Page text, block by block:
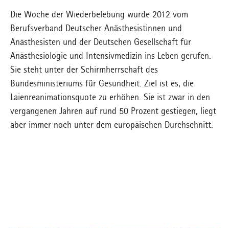
Die Woche der Wiederbelebung wurde 2012 vom
Berufsverband Deutscher Anästhesistinnen und
Anästhesisten und der Deutschen Gesellschaft für
Anästhesiologie und Intensivmedizin ins Leben gerufen.
Sie steht unter der Schirmherrschaft des
Bundesministeriums für Gesundheit. Ziel ist es, die
Laienreanimationsquote zu erhöhen. Sie ist zwar in den
vergangenen Jahren auf rund 50 Prozent gestiegen, liegt
aber immer noch unter dem europäischen Durchschnitt.